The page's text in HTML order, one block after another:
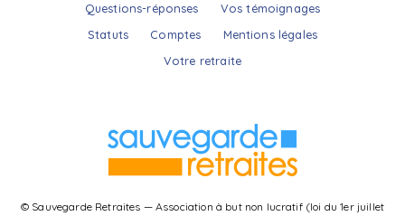
Questions-réponses
Vos témoignages
Statuts
Comptes
Mentions légales
Votre retraite
© Sauvegarde Retraites — Association à but non lucratif (loi du 1er juillet